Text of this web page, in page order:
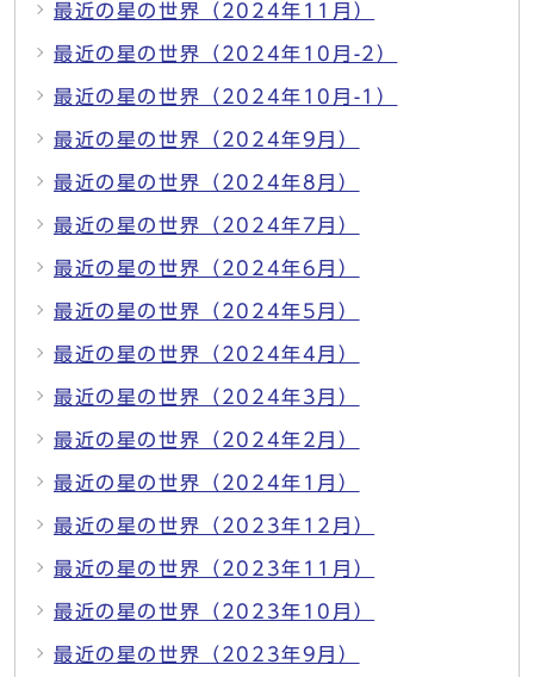
最近の星の世界（2024年11月）
最近の星の世界（2024年10月-2）
最近の星の世界（2024年10月-1）
最近の星の世界（2024年9月）
最近の星の世界（2024年8月）
最近の星の世界（2024年7月）
最近の星の世界（2024年6月）
最近の星の世界（2024年5月）
最近の星の世界（2024年4月）
最近の星の世界（2024年3月）
最近の星の世界（2024年2月）
最近の星の世界（2024年1月）
最近の星の世界（2023年12月）
最近の星の世界（2023年11月）
最近の星の世界（2023年10月）
最近の星の世界（2023年9月）